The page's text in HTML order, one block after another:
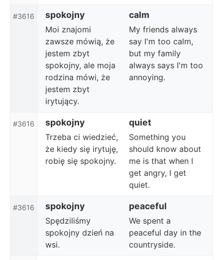
#3616 spokojny calm
Moi znajomi
zawsze mówią, że
jestem zbyt
spokojny, ale moja
rodzina mówi, że
jestem zbyt
irytujący.
My friends always
say I'm too calm,
but my family
always says I'm too
annoying.
#3616 spokojny quiet
Trzeba ci wiedzieć,
że kiedy się irytuję,
robię się spokojny.
Something you
should know about
me is that when I
get angry, I get
quiet.
#3616 spokojny peaceful
Spędziliśmy
spokojny dzień na
wsi.
We spent a
peaceful day in the
countryside.